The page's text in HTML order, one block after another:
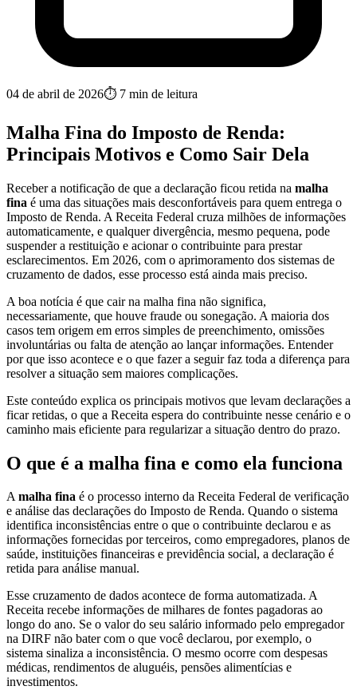
04 de abril de 2026⏱ 7 min de leitura
Malha Fina do Imposto de Renda:
Principais Motivos e Como Sair Dela
Receber a notificação de que a declaração ficou retida na malha
fina é uma das situações mais desconfortáveis para quem entrega o
Imposto de Renda. A Receita Federal cruza milhões de informações
automaticamente, e qualquer divergência, mesmo pequena, pode
suspender a restituição e acionar o contribuinte para prestar
esclarecimentos. Em 2026, com o aprimoramento dos sistemas de
cruzamento de dados, esse processo está ainda mais preciso.
A boa notícia é que cair na malha fina não significa,
necessariamente, que houve fraude ou sonegação. A maioria dos
casos tem origem em erros simples de preenchimento, omissões
involuntárias ou falta de atenção ao lançar informações. Entender
por que isso acontece e o que fazer a seguir faz toda a diferença para
resolver a situação sem maiores complicações.
Este conteúdo explica os principais motivos que levam declarações a
ficar retidas, o que a Receita espera do contribuinte nesse cenário e o
caminho mais eficiente para regularizar a situação dentro do prazo.
O que é a malha fina e como ela funciona
Amalha fina é o processo interno da Receita Federal de verificação
e análise das declarações do Imposto de Renda. Quando o sistema
identifica inconsistências entre o que o contribuinte declarou e as
informações fornecidas por terceiros, como empregadores, planos de
saúde, instituições financeiras e previdência social, a declaração é
retida para análise manual.
Esse cruzamento de dados acontece de forma automatizada. A
Receita recebe informações de milhares de fontes pagadoras ao
longo do ano. Se o valor do seu salário informado pelo empregador
na DIRF não bater com o que você declarou, por exemplo, o
sistema sinaliza a inconsistência. O mesmo ocorre com despesas
médicas, rendimentos de aluguéis, pensões alimentícias e
investimentos.